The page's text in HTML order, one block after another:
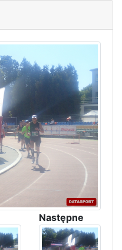
Następne